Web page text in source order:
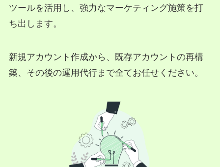
ツールを活用し、強力なマーケティング施策を打
ち出します。
新規アカウント作成から、既存アカウントの再構
築、その後の運用代行まで全てお任せください。